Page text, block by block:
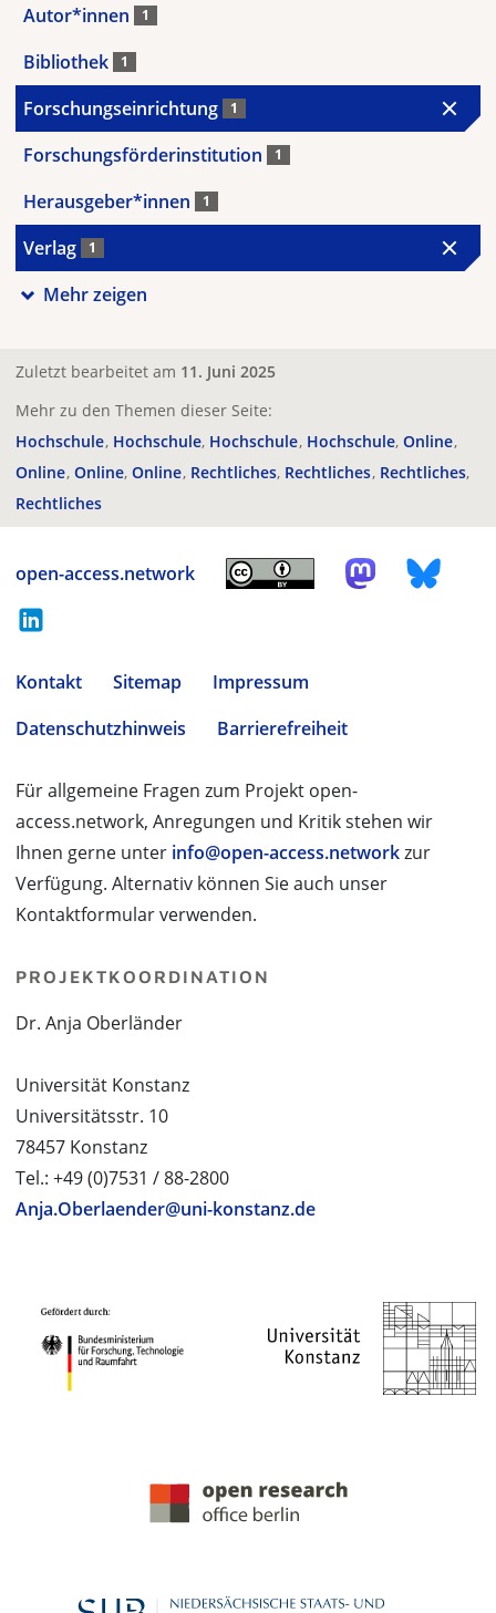
Autor*innen 1
Bibliothek 1
Forschungseinrichtung 1
Forschungsförderinstitution 1
Herausgeber*innen 1
Verlag 1
Mehr zeigen
Zuletzt bearbeitet am 11. Juni 2025
Mehr zu den Themen dieser Seite:
Hochschule Hochschule Hochschule Hochschule Online
Online Online Online Rechtliches Rechtliches Rechtliches
Rechtliches
open-access.network
Kontakt Sitemap
Impressum
Datenschutzhinweis
Barrierefreiheit
Für allgemeine Fragen zum Projekt open-
access.network, Anregungen und Kritik stehen wir
Ihnen gerne unter info@open-access.networkzur
Verfügung. Alternativ können Sie auch unser
Kontaktformular verwenden.
PROJEKTKOORDINATION
Dr. Anja Oberländer
Universität Konstanz
Universitätsstr. 10
78457 Konstanz
Tel.: +49 (0)7531 / 88-2800
Anja.Oberlaender@uni-konstanz.de